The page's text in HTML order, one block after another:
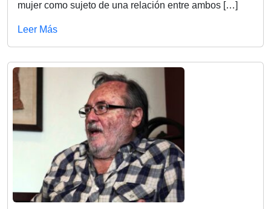
mujer como sujeto de una relación entre ambos […]
Leer Más